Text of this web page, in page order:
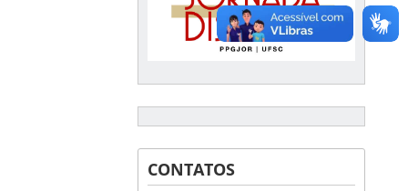
CONTATOS